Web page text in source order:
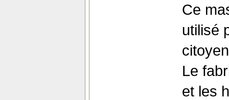
Ce
utilisé
Le
et les